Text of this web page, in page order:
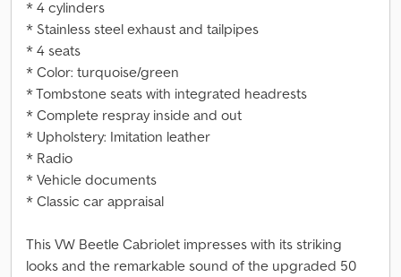
* 4 cylinders
* Stainless steel exhaust and tailpipes
* 4 seats
* Color: turquoise/green
* Tombstone seats with integrated headrests
* Complete respray inside and out
* Upholstery: Imitation leather
* Radio
* Vehicle documents
* Classic car appraisal
This VW Beetle Cabriolet impresses with its striking
looks and the remarkable sound of the upgraded 50